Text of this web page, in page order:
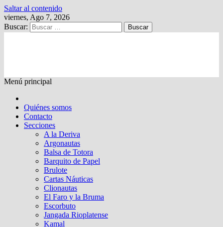
Saltar al contenido
viernes, Ago 7, 2026
Buscar:
Menú principal
Quiénes somos
Contacto
Secciones
A la Deriva
Argonautas
Balsa de Totora
Barquito de Papel
Brulote
Cartas Náuticas
Clionautas
El Faro y la Bruma
Escorbuto
Jangada Rioplatense
Kamal